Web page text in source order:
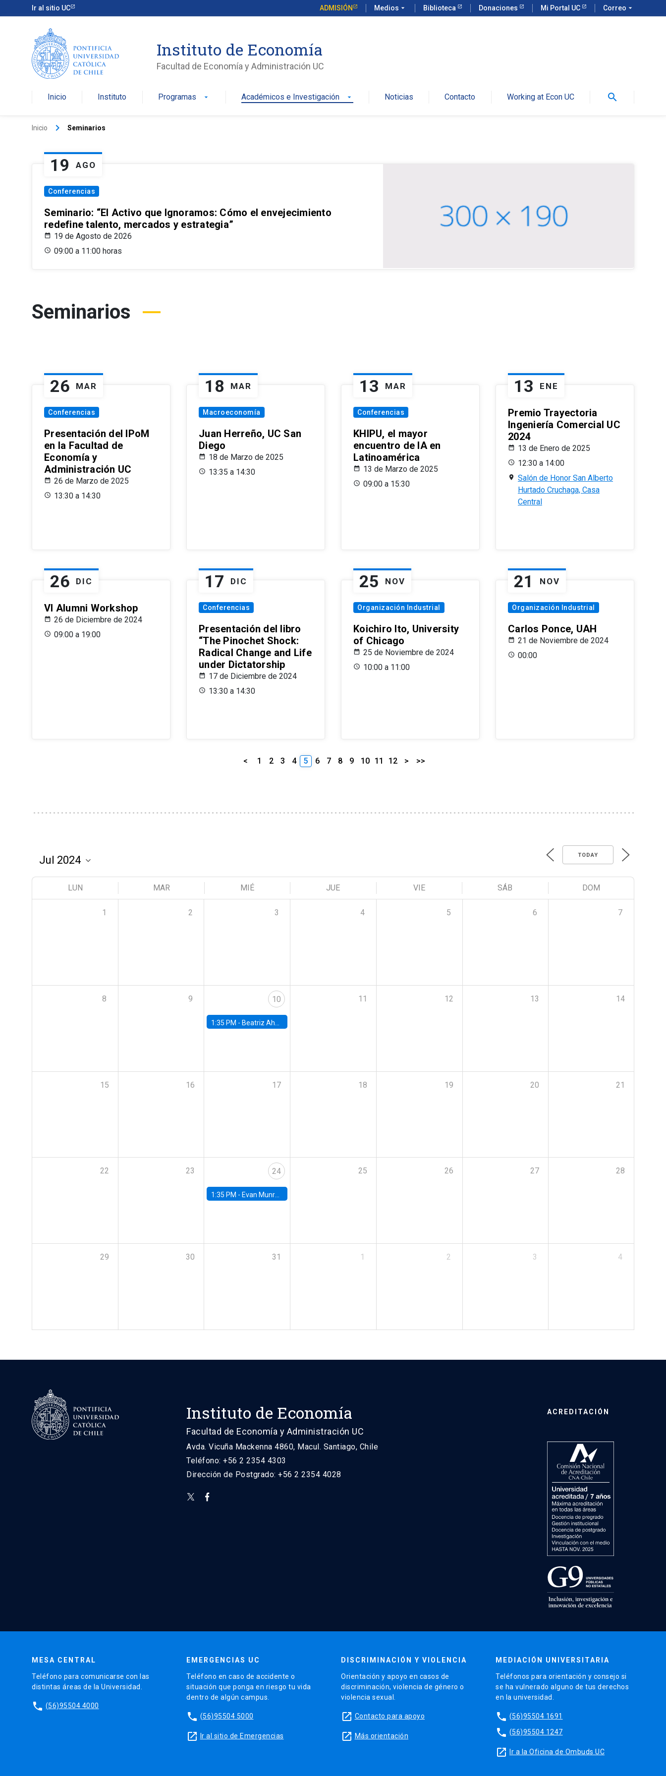
Ir al sitio UC ADMISIÓN Medios arrow_drop_down Biblioteca Donaciones Mi Portal UC Correo arrow_drop_down
Instituto de Economía
Facultad de Economía y Administración UC
Inicio Instituto Programas arrow_drop_down Académicos e Investigación arrow_drop_down Noticias Contacto Working at Econ UC search
Inicio keyboard_arrow_right Seminarios
19 AGO
Conferencias
Seminario: “El Activo que Ignoramos: Cómo el envejecimiento
redefine talento, mercados y estrategia”
19 de Agosto de 2026
09:00 a 11:00 horas
Seminarios
26 MAR
Conferencias
Presentación del IPoM
en la Facultad de
Economía y
Administración UC
26 de Marzo de 2025
13:30 a 14:30
18 MAR
Macroeconomía
Juan Herreño, UC San
Diego
18 de Marzo de 2025
13:35 a 14:30
13 MAR
Conferencias
KHIPU, el mayor
encuentro de IA en
Latinoamérica
13 de Marzo de 2025
09:00 a 15:30
13 ENE
Premio Trayectoria
Ingeniería Comercial UC
2024
13 de Enero de 2025
12:30 a 14:00
Salón de Honor San Alberto
Hurtado Cruchaga, Casa
Central
26 DIC
VI Alumni Workshop
26 de Diciembre de 2024
09:00 a 19:00
17 DIC
Conferencias
Presentación del libro
“The Pinochet Shock:
Radical Change and Life
under Dictatorship
17 de Diciembre de 2024
13:30 a 14:30
25 NOV
Organización Industrial
Koichiro Ito, University
of Chicago
25 de Noviembre de 2024
10:00 a 11:00
21 NOV
Organización Industrial
Carlos Ponce, UAH
21 de Noviembre de 2024
00:00
< 1 2 3 4 5 6 7 8 9 10 11 12 > >>
TODAY
LUN MAR MIÉ JUE VIE SÁB DOM
1 2 3 4 5 6 7
8 9 10
1:35 PM - Beatriz Ahumada, PhD candidate, Universidad de Pittsburgh
11 12 13 14
15 16 17 18 19 20 21
22 23 24
1:35 PM - Evan Munro, Neyman Visiting Assistant Professor in the Department of Statistics at UC Berkeley
25 26 27 28
29 30 31 1 2 3 4
Instituto de Economía
Facultad de Economía y Administración UC
Avda. Vicuña Mackenna 4860, Macul. Santiago, Chile
Teléfono: +56 2 2354 4303
Dirección de Postgrado: +56 2 2354 4028
ACREDITACIÓN
MESA CENTRAL
Teléfono para comunicarse con las
distintas áreas de la Universidad.
phone (56)95504 4000
EMERGENCIAS UC
Teléfono en caso de accidente o
situación que ponga en riesgo tu vida
dentro de algún campus.
phone (56)95504 5000
launch Ir al sitio de Emergencias
DISCRIMINACIÓN Y VIOLENCIA
Orientación y apoyo en casos de
discriminación, violencia de género o
violencia sexual.
launch Contacto para apoyo
launch Más orientación
MEDIACIÓN UNIVERSITARIA
Teléfonos para orientación y consejo si
se ha vulnerado alguno de tus derechos
en la universidad.
phone (56)95504 1691
phone (56)95504 1247
launch Ir a la Oficina de Ombuds UC